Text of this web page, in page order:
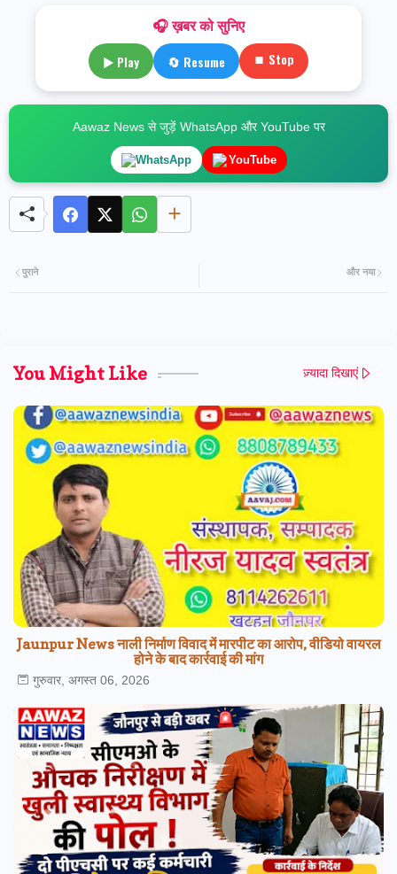
🎧 ख़बर को सुनिए
▶ Play 🔄 Resume ⏹ Stop
Aawaz News से जुड़ें WhatsApp और YouTube पर
WhatsApp YouTube
और नया
पुराने
You Might Like ज़्यादा दिखाएं
Jaunpur News नाली निर्माण विवाद में मारपीट का आरोप, वीडियो वायरल
होने के बाद कार्रवाई की मांग
गुरुवार, अगस्त 06, 2026